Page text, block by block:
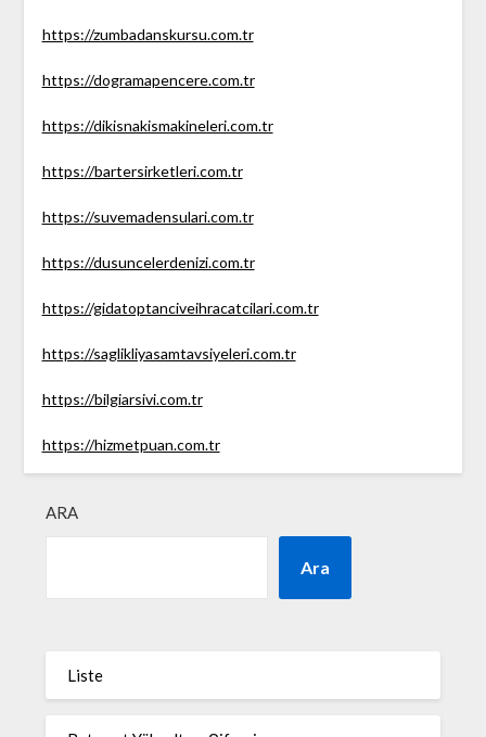
https://zumbadanskursu.com.tr
https://dogramapencere.com.tr
https://dikisnakismakineleri.com.tr
https://bartersirketleri.com.tr
https://suvemadensulari.com.tr
https://dusuncelerdenizi.com.tr
https://gidatoptanciveihracatcilari.com.tr
https://saglikliyasamtavsiyeleri.com.tr
https://bilgiarsivi.com.tr
https://hizmetpuan.com.tr
ARA
Ara
Liste